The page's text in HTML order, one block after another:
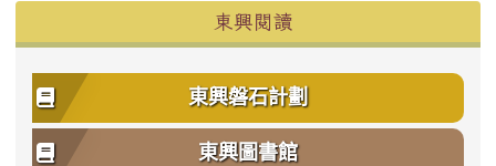
東興閱讀
東興磐石計劃
東興圖書館